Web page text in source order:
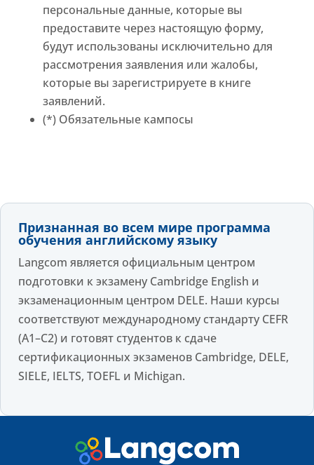
персональные данные, которые вы
предоставите через настоящую форму,
будут использованы исключительно для
рассмотрения заявления или жалобы,
которые вы зарегистрируете в книге
заявлений.
(*) Обязательные кампосы
Признанная во всем мире программа
обучения английскому языку
Langcom является официальным центром
подготовки к экзамену Cambridge English и
экзаменационным центром DELE. Наши курсы
соответствуют международному стандарту CEFR
(A1–C2) и готовят студентов к сдаче
сертификационных экзаменов Cambridge, DELE,
SIELE, IELTS, TOEFL и Michigan.